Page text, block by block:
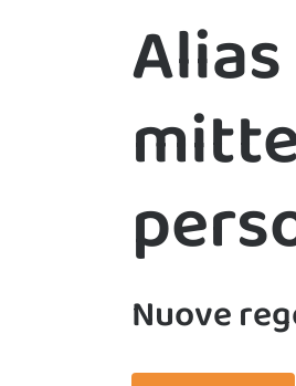
Alias
Nuove